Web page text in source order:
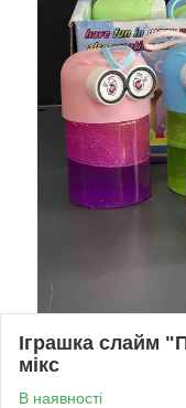
Іграшка слайм
мікс
В наявності